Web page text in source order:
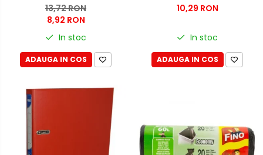
13,72 RON
8,92 RON
In stoc
ADAUGA IN COS
10,29 RON
In stoc
ADAUGA IN COS